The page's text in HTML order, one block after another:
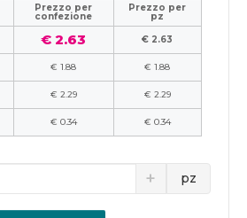
Prezzo per
confezione
Prezzo per
pz
€ 2.63
€ 2.63
€ 1.88
€ 1.88
€ 2.29
€ 2.29
€ 0.34 € 0.34
pz